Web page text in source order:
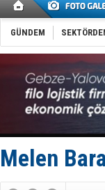
GÜNDEM
Melen